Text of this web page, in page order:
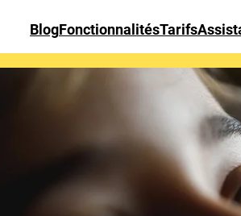
BlogFonctionnalitésTarifs